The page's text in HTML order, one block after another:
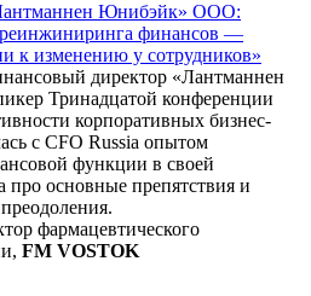
Юнибэйк» ООО:
реинжиниринга финансов —
к изменению у сотрудников»
директор «Лантманнен
Тринадцатой конференции
корпоративных бизнес-
с CFO Russia опытом
функции в своей
про основные препятствия и
фармацевтического
FM VOSTOK